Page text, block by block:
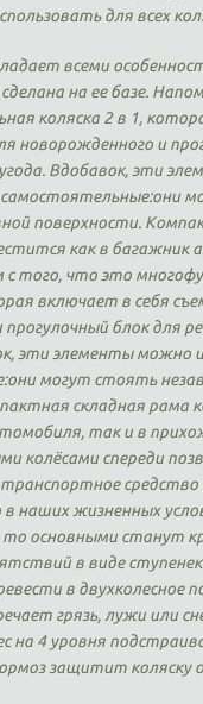
для всех
всеми
на ее базе.
коляска 2 в 1,
новорожденного и
Вдобавок, эти
самостоятельные:они
поверхности.
как в багажник
того, что это
включает в себя
блок для
эти элементы можно
могут стоять
складная рама
так и в
колёсами спереди
наших жизненных
то основными станут
в виде
в двухколесное
грязь, лужи или
на 4 уровня
защитит коляску